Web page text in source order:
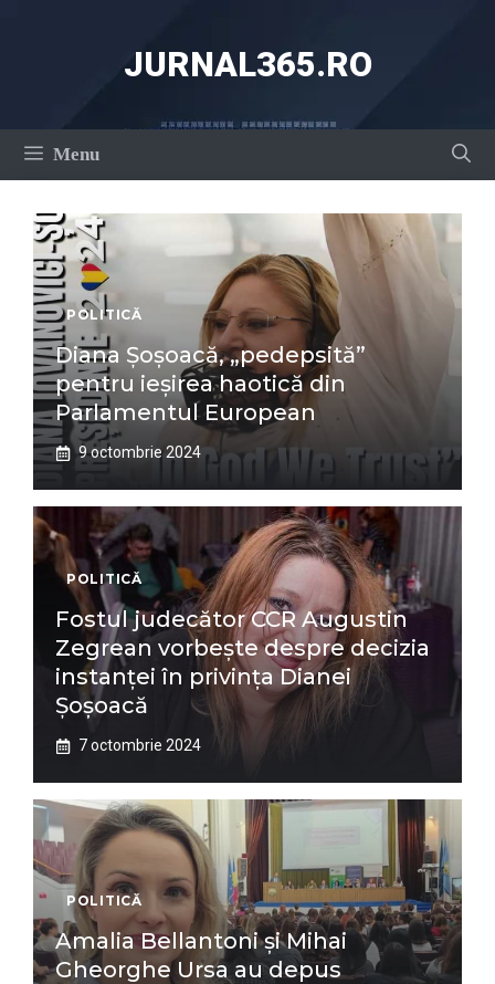
JURNAL365.RO
Menu
POLITICĂ
Diana Șoșoacă, „pedepsită”
pentru ieșirea haotică din
Parlamentul European
9 octombrie 2024
POLITICĂ
Fostul judecător CCR Augustin
Zegrean vorbește despre decizia
instanței în privința Dianei
Șoșoacă
7 octombrie 2024
POLITICĂ
Amalia Bellantoni și Mihai
Gheorghe Ursa au depus